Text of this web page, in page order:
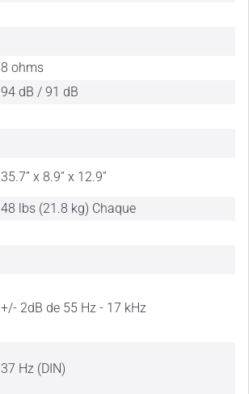
8 ohms
94 dB / 91 dB
35.7” x 8.9” x 12.9”
48 lbs (21.8 kg) Chaque
+/- 2dB de 55 Hz - 17 kHz
37 Hz (DIN)